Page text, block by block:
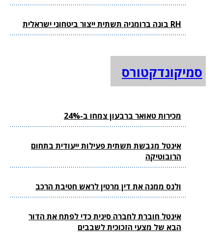
RH בונה ברומניה תשתית ייצור ביטחוני ישראלית
סמיקונדקטורס
מכירות טאואר ברבעון צמחו ב-24%
אינטל מגבשת תשתית פעילות ייעודית בתחום
הרובוטיקה
ולנס ממנה את דין מרטין לראש חטיבת הרכב
אינטל חוברת לחברה סינית כדי לפתח את הדור
הבא של מצעי הזכוכית לשבבים